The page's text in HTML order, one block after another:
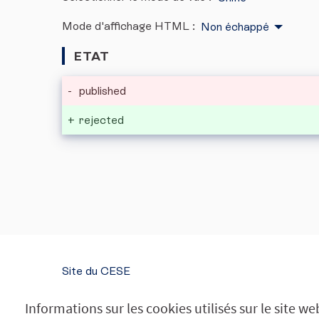
Informations sur les cookies utilisés sur le site
Mode d'affichage HTML : Non échappé
ETAT
- published
+ rejected
Site du CESE